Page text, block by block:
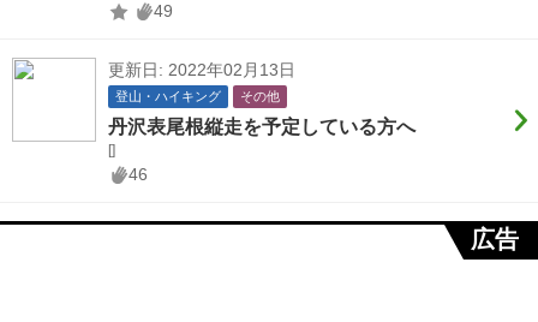
49
更新日: 2022年02月13日
登山・ハイキング その他
丹沢表尾根縦走を予定している方へ
[]
46
広告